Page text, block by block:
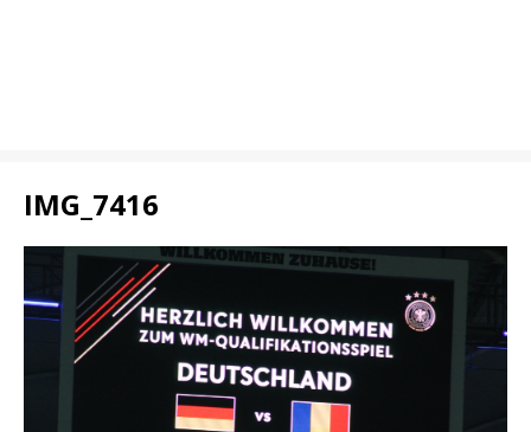
IMG_7416